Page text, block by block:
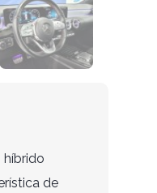
híbrido
de